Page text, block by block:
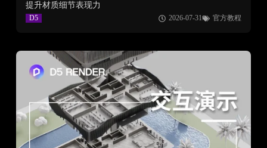
提升材质细节表现力
D5 2026-07-31 官方教程